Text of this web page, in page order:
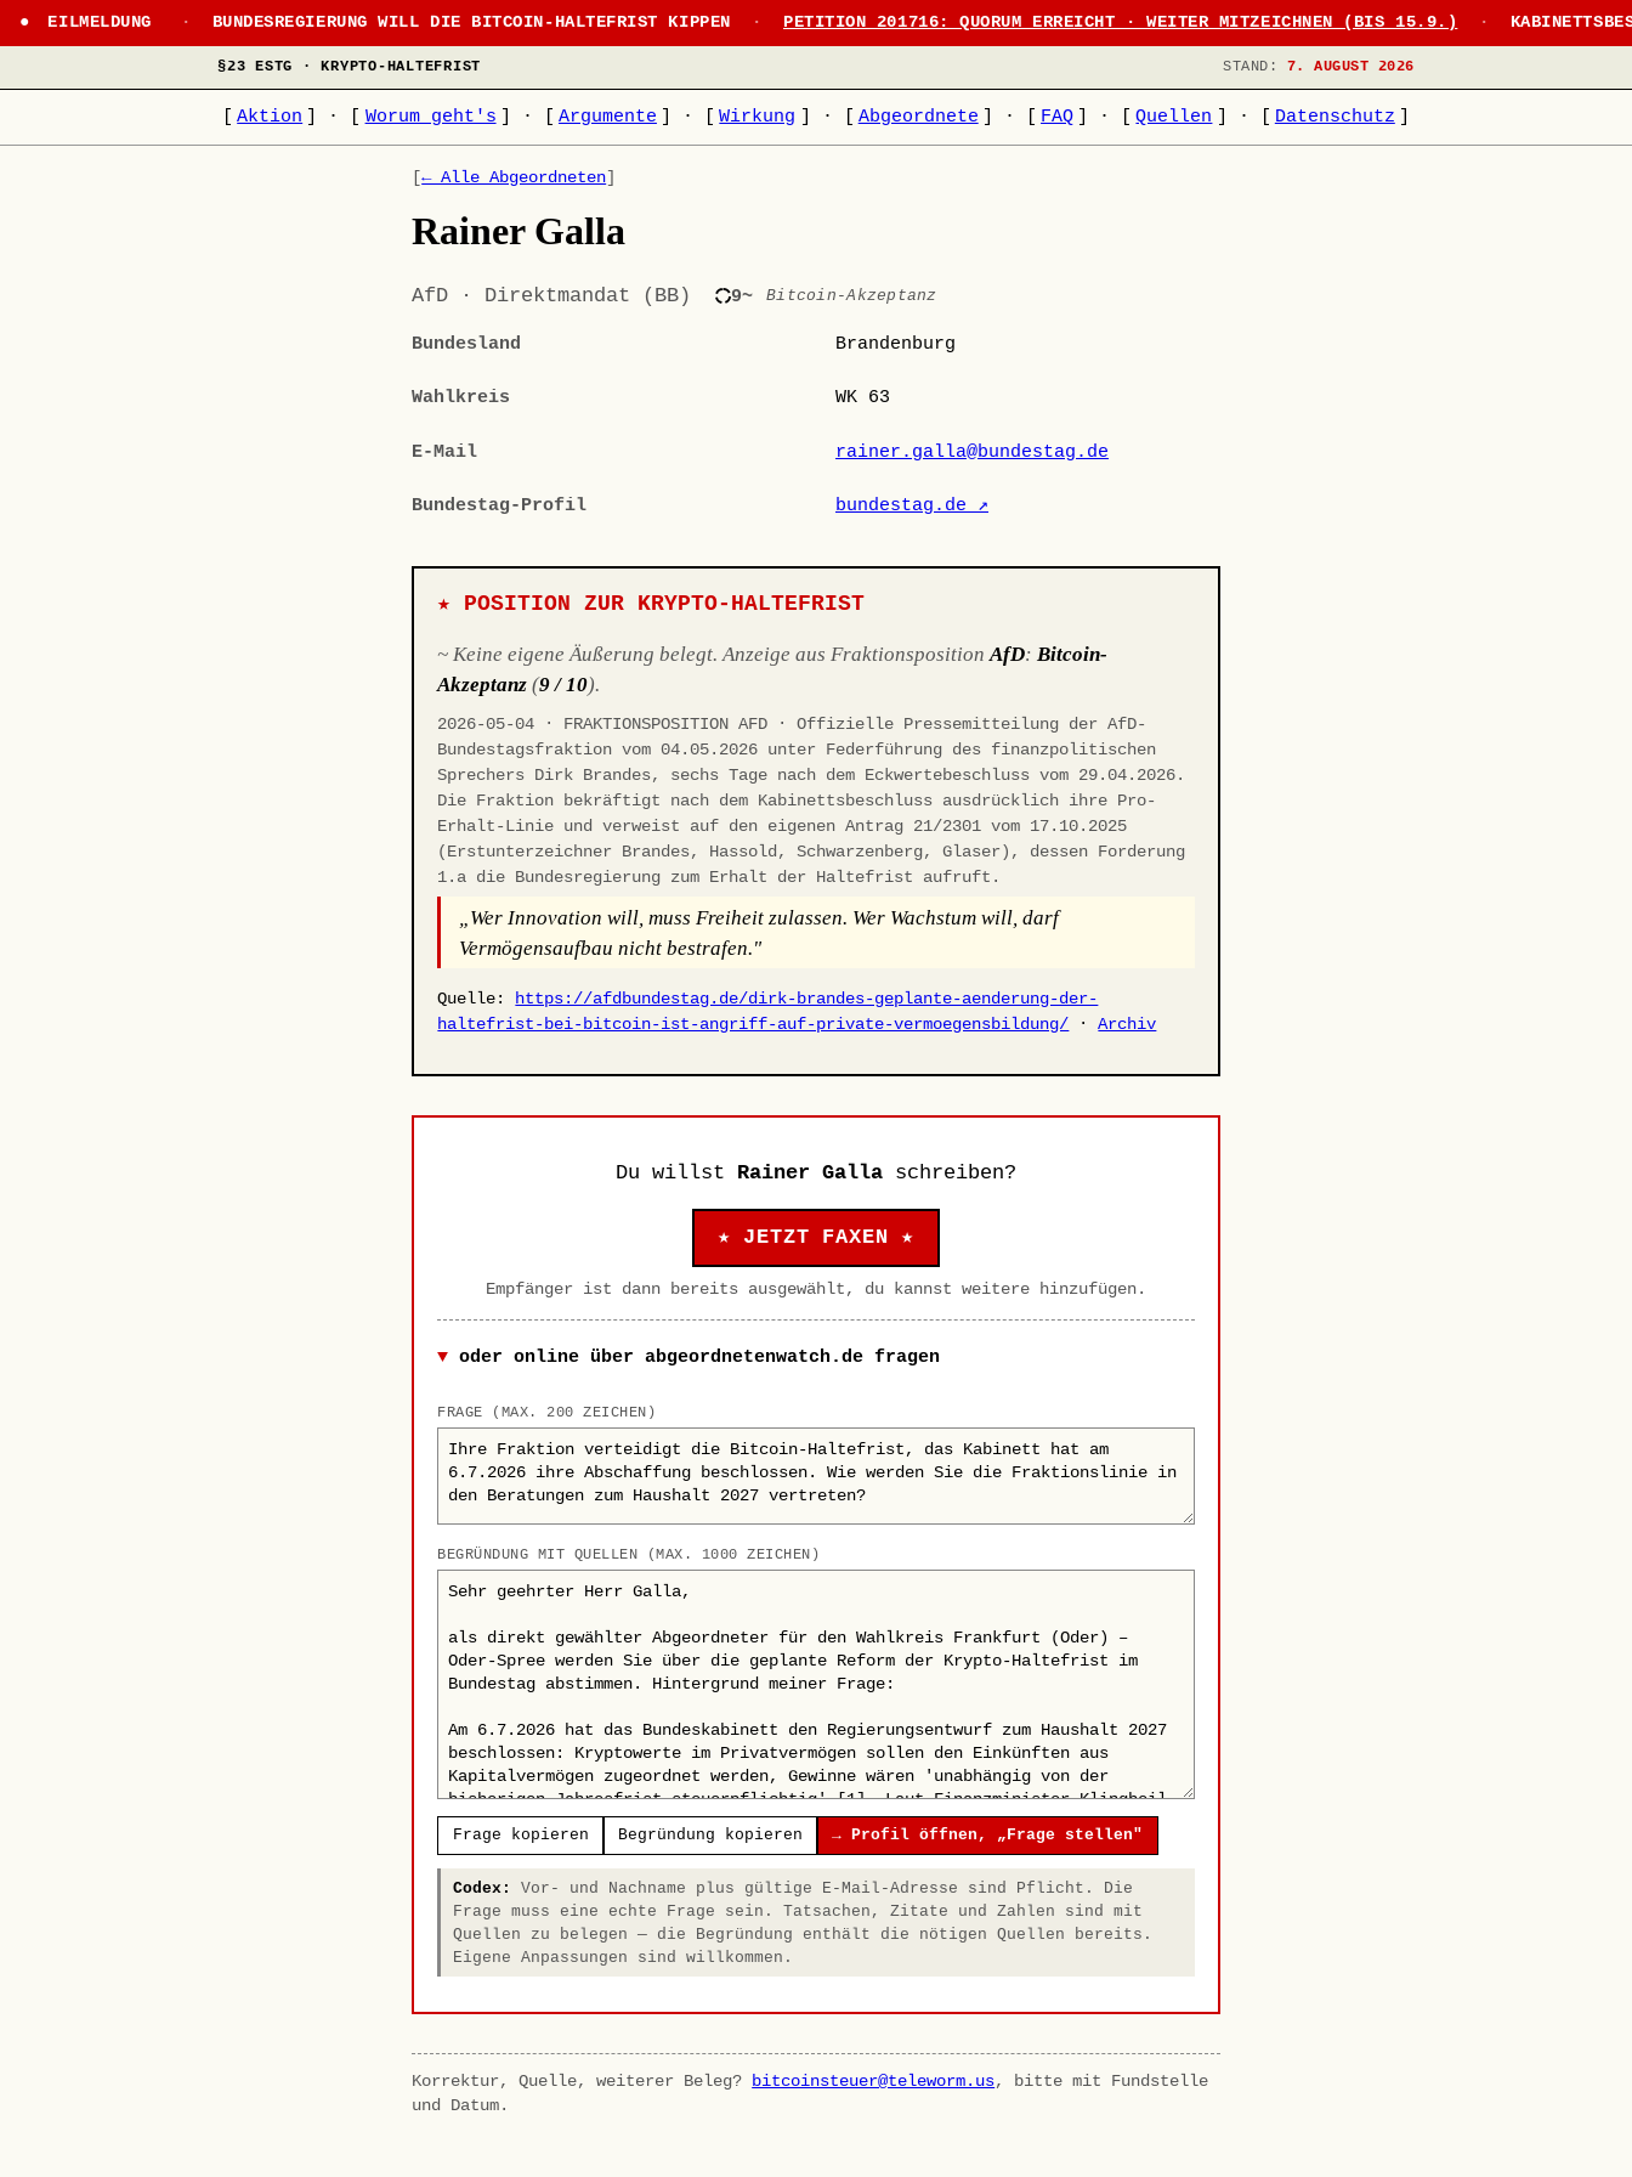
EILMELDUNG · BUNDESREGIERUNG WILL DIE BITCOIN-HALTEFRIST KIPPEN · PETITION 201716: QUORUM ERREICHT · WEITER MITZEICHNEN (BIS 15.9.) ·
§23 ESTG · KRYPTO-HALTEFRIST STAND: 7. AUGUST 2026
Aktion · Worum geht's · Argumente · Wirkung · Abgeordnete · FAQ · Quellen · Datenschutz
[← Alle Abgeordneten]
Rainer Galla
AfD · Direktmandat (BB) 9~ Bitcoin-Akzeptanz
Bundesland Brandenburg
Wahlkreis WK 63
E-Mail rainer.galla@bundestag.de
Bundestag-Profil bundestag.de ↗
★ POSITION ZUR KRYPTO-HALTEFRIST
~ Keine eigene Äußerung belegt. Anzeige aus FraktionspositionAfD:Bitcoin-
Akzeptanz (9 / 10).
2026-05-04 · FRAKTIONSPOSITION AFD · Offizielle Pressemitteilung der AfD-
Bundestagsfraktion vom 04.05.2026 unter Federführung des finanzpolitischen
Sprechers Dirk Brandes, sechs Tage nach dem Eckwertebeschluss vom 29.04.2026.
Die Fraktion bekräftigt nach dem Kabinettsbeschluss ausdrücklich ihre Pro-
Erhalt-Linie und verweist auf den eigenen Antrag 21/2301 vom 17.10.2025
(Erstunterzeichner Brandes, Hassold, Schwarzenberg, Glaser), dessen Forderung
1.a die Bundesregierung zum Erhalt der Haltefrist aufruft.
„Wer Innovation will, muss Freiheit zulassen. Wer Wachstum will, darf
Vermögensaufbau nicht bestrafen."
Quelle:
https://afdbundestag.de/dirk-brandes-geplante-aenderung-der-
haltefrist-bei-bitcoin-ist-angriff-auf-private-vermoegensbildung/ ·Archiv
Du willst Rainer Galla schreiben?
★ JETZT FAXEN ★
Empfänger ist dann bereits ausgewählt, du kannst weitere hinzufügen.
oder online über abgeordnetenwatch.de fragen
FRAGE (MAX. 200 ZEICHEN)
BEGRÜNDUNG MIT QUELLEN (MAX. 1000 ZEICHEN)
Frage kopieren Begründung kopieren → Profil öffnen, „Frage stellen"
Codex:
Vor- und Nachname plus gültige E-Mail-Adresse sind Pflicht. Die
Frage muss eine echte Frage sein. Tatsachen, Zitate und Zahlen sind mit
Quellen zu belegen — die Begründung enthält die nötigen Quellen bereits.
Eigene Anpassungen sind willkommen.
Korrektur, Quelle, weiterer Beleg? bitcoinsteuer@teleworm.us, bitte mit Fundstelle
und Datum.